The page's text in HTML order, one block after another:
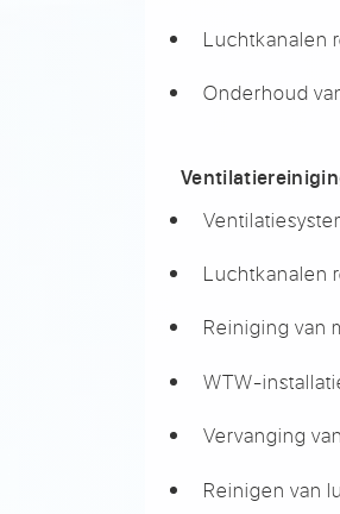
Luchtkanalen
Onderhoud
Luchtkanalen
Reiniging van
WTW-
Vervanging
Reinigen van